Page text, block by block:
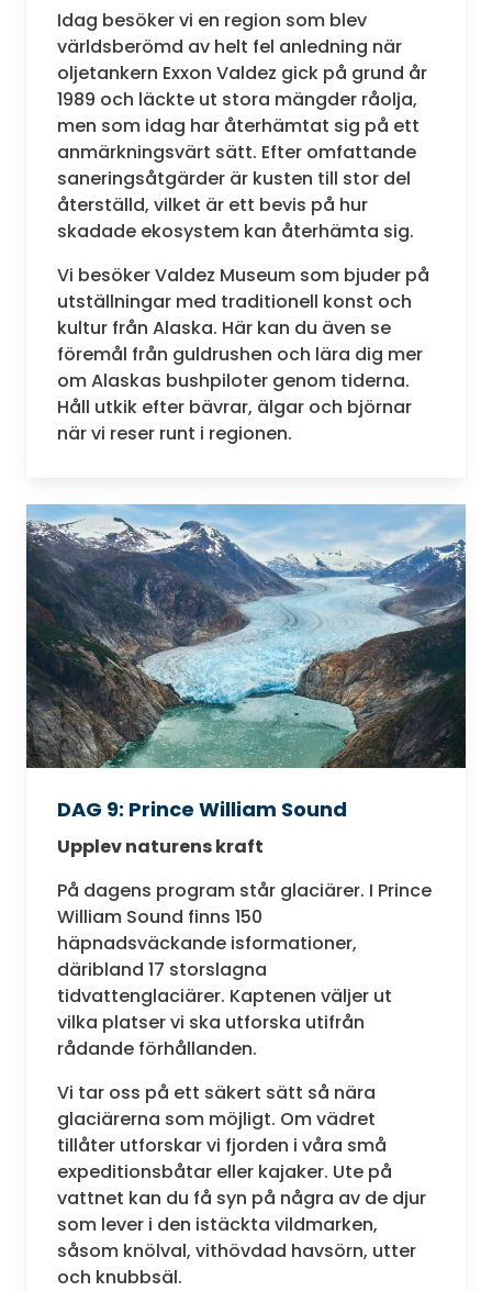
Idag besöker vi en region som blev
världsberömd av helt fel anledning när
oljetankern Exxon Valdez gick på grund år
1989 och läckte ut stora mängder råolja,
men som idag har återhämtat sig på ett
anmärkningsvärt sätt. Efter omfattande
saneringsåtgärder är kusten till stor del
återställd, vilket är ett bevis på hur
skadade ekosystem kan återhämta sig.
Vi besöker Valdez Museum som bjuder på
utställningar med traditionell konst och
kultur från Alaska. Här kan du även se
föremål från guldrushen och lära dig mer
om Alaskas bushpiloter genom tiderna.
Håll utkik efter bävrar, älgar och björnar
när vi reser runt i regionen.
DAG 9: Prince William Sound
Upplev naturens kraft
På dagens program står glaciärer. I Prince
William Sound finns 150
häpnadsväckande isformationer,
däribland 17 storslagna
tidvattenglaciärer. Kaptenen väljer ut
vilka platser vi ska utforska utifrån
rådande förhållanden.
Vi tar oss på ett säkert sätt så nära
glaciärerna som möjligt. Om vädret
tillåter utforskar vi fjorden i våra små
expeditionsbåtar eller kajaker. Ute på
vattnet kan du få syn på några av de djur
som lever i den istäckta vildmarken,
såsom knölval, vithövdad havsörn, utter
och knubbsäl.